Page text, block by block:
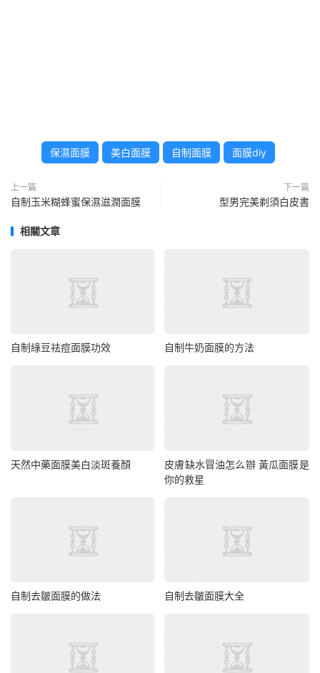
保濕面膜 美白面膜 自制面膜 面膜diy
上一篇
自制玉米糊蜂蜜保濕滋潤面膜
下一篇
型男完美剃須白皮書
相關文章
自制綠豆祛痘面膜功效 自制牛奶面膜的方法
天然中藥面膜美白淡斑養顏
皮膚缺水冒油怎么辦 黃瓜面膜是
你的救星
自制去皺面膜的做法 自制去皺面膜大全